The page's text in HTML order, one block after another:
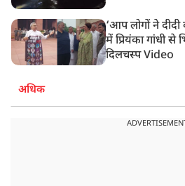
‘आप लोगों ने
में प्रियंका गांधी
दिलचस्प Video
अधिक